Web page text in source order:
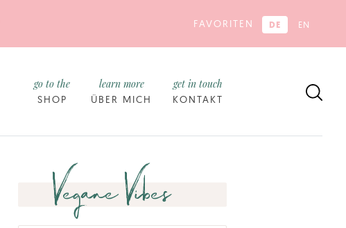
FAVORITEN DE EN
SHOP
go to the
ÜBER MICH
learn more
KONTAKT
get in touch
Vegane Vibes